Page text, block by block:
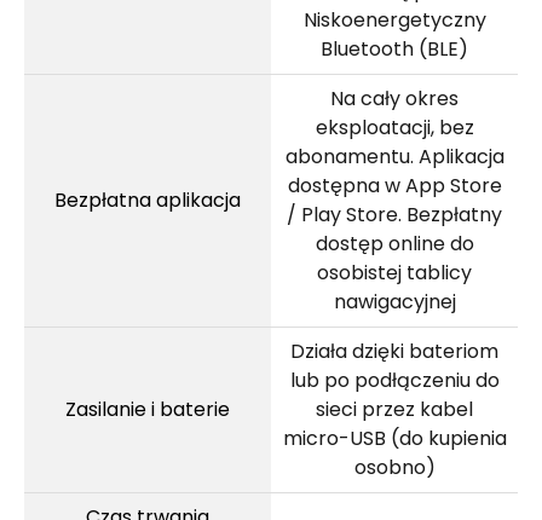
Niskoenergetyczny
Bluetooth (BLE)
Bezpłatna aplikacja
Na cały okres
eksploatacji, bez
abonamentu. Aplikacja
dostępna w App Store
/ Play Store. Bezpłatny
dostęp online do
osobistej tablicy
nawigacyjnej
Zasilanie i baterie
Działa dzięki bateriom
lub po podłączeniu do
sieci przez kabel
micro-USB (do kupienia
osobno)